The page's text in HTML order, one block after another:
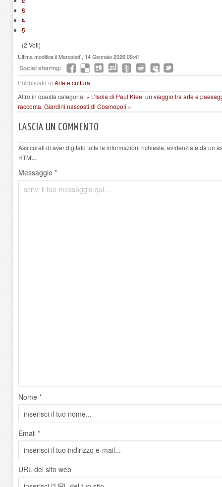
3
4
5
(2 Voti)
Ultima modifica il Mercoledì, 14 Gennaio 2026 09:41
Social sharing:
Pubblicato in Arte e cultura
Altro in questa categoria: « L’Isola di Paul Klee: un viaggio tra arte e
racconta: Giardini nascosti di Cosmopoli »
LASCIA UN COMMENTO
Assicurati di aver digitato tutte le informazioni richieste, evidenziate da un
HTML.
Messaggio *
Nome *
Email *
URL del sito web